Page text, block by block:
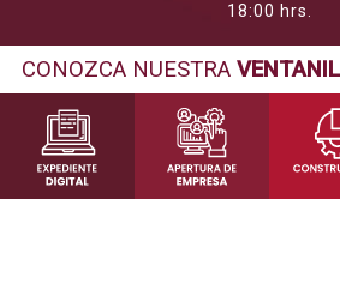
18:00 hrs.
CONOZCA NUESTRA